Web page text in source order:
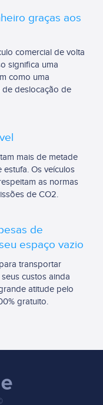
graças aos
comercial de volta
significa uma
como uma
deslocação de
mais de metade
Os veículos
as normas
de CO2.
de
espaço vazio
transportar
custos ainda
atitude pelo
gratuito.